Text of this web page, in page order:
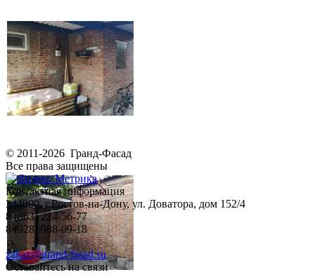
© 2011-2026 Гранд-Фасад
Все права защищены
Контактная информация
344090, г.Ростов-на-Дону, ул. Доватора, дом 152/4
8 (863) 224-56-77
8 (928) 988-09-18
zakaz@grand-fasad.su
Оставайтесь на связи